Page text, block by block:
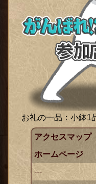
お礼の一品：小鉢1
アクセスマップ
ホームページ
---